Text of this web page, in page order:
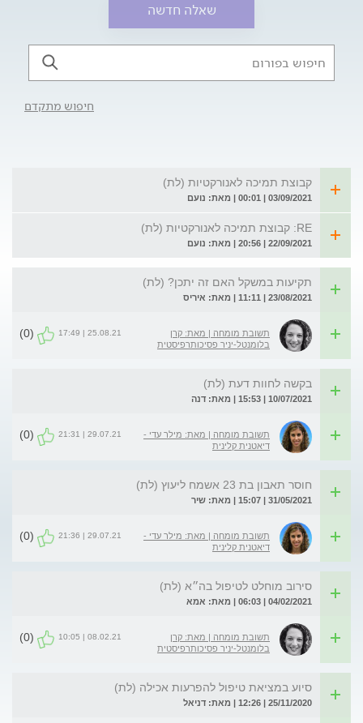
שאלה חדשה
חיפוש מתקדם
קבוצת תמיכה לאנורקטיות (לת)
03/09/2021 | 00:01 | מאת: נועם
RE: קבוצת תמיכה לאנורקטיות (לת)
22/09/2021 | 20:56 | מאת: נועם
תקיעות במשקל האם זה יתכן? (לת)
23/08/2021 | 11:11 | מאת: איריס
תשובת מומחה | מאת: קרן
בלומנטל-יניר פסיכותרפיסטית
25.08.21 | 17:49
(0)
בקשה לחוות דעת (לת)
10/07/2021 | 15:53 | מאת: דנה
תשובת מומחה | מאת: מילר עדי -
דיאטנית קלינית
29.07.21 | 21:31
(0)
חוסר תאבון בת 23 אשמח ליעוץ (לת)
31/05/2021 | 15:07 | מאת: שיר
תשובת מומחה | מאת: מילר עדי -
דיאטנית קלינית
29.07.21 | 21:36
(0)
סירוב מוחלט לטיפול בה״א (לת)
04/02/2021 | 06:03 | מאת: אמא
תשובת מומחה | מאת: קרן
בלומנטל-יניר פסיכותרפיסטית
08.02.21 | 10:05
(0)
סיוע במציאת טיפול להפרעות אכילה (לת)
25/11/2020 | 12:26 | מאת: דניאל